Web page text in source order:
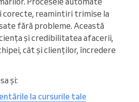
corecte, reamintiri trimise la
fără probleme. Această
și credibilitatea afacerii,
cât și clienților, încredere
și:
la cursurile tale